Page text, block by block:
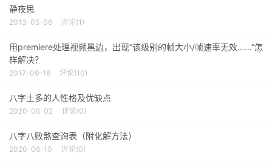
静夜思
2013-05-06 评论(1)
用premiere处理视频黑边，出现“该级别的帧大小/帧速率无效……”怎
样解决？
2017-09-18 评论(10)
八字土多的人性格及优缺点
2020-06-02 评论(0)
八字八败煞查询表（附化解方法）
2020-06-10 评论(0)